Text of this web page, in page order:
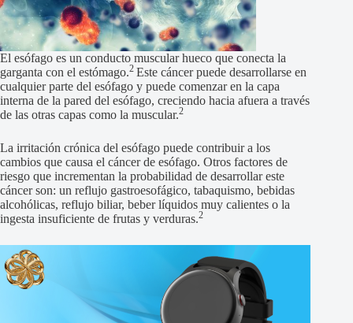
El esófago es un conducto muscular hueco que conecta la
garganta con el estómago.2 Este cáncer puede desarrollarse en
cualquier parte del esófago y puede comenzar en la capa
interna de la pared del esófago, creciendo hacia afuera a través
de las otras capas como la muscular.2
La irritación crónica del esófago puede contribuir a los
cambios que causa el cáncer de esófago. Otros factores de
riesgo que incrementan la probabilidad de desarrollar este
cáncer son: un reflujo gastroesofágico, tabaquismo, bebidas
alcohólicas, reflujo biliar, beber líquidos muy calientes o la
ingesta insuficiente de frutas y verduras.2